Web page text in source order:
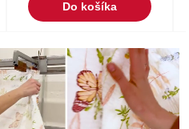
Do košíka